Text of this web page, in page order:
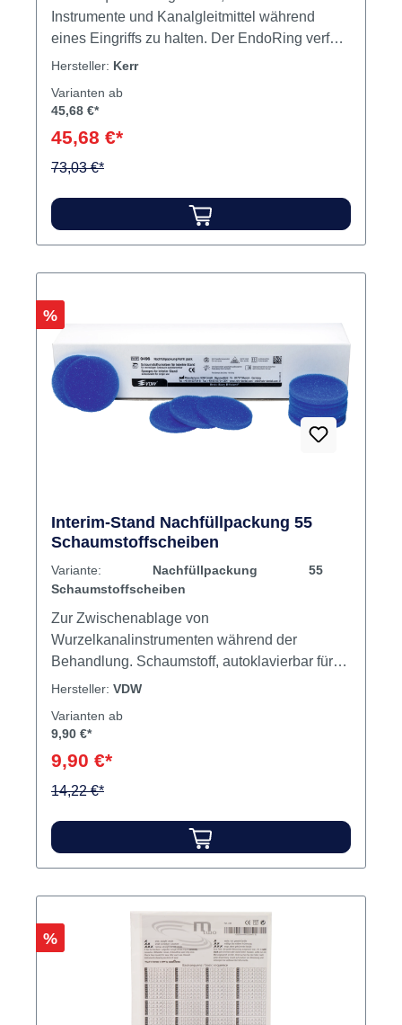
Instrumente und Kanalgleitmittel während
eines Eingriffs zu halten. Der EndoRing verfügt
über ein leicht ablesbares Lineal mit
Feilen bis zu 30 mm (in Schritten von 1 und 0,5
Der EndoRing sowie die Schaumstoffeinlagen
Hersteller: Kerr
Varianten ab
45,68 €*
45,68 €*
73,03 €*
Rabatt
%
Interim-Stand Nachfüllpackung 55
Schaumstoffscheiben
Variante: Nachfüllpackung 55
Schaumstoffscheiben
Zur Zwischenablage von
Wurzelkanalinstrumenten während der
Behandlung. Schaumstoff, autoklavierbar für
den einmaligen Gebrauch Interim-Stand
temperaturbeständig bis 200 °C Inhalt 55
Hersteller: VDW
Varianten ab
9,90 €*
9,90 €*
14,22 €*
Rabatt
%